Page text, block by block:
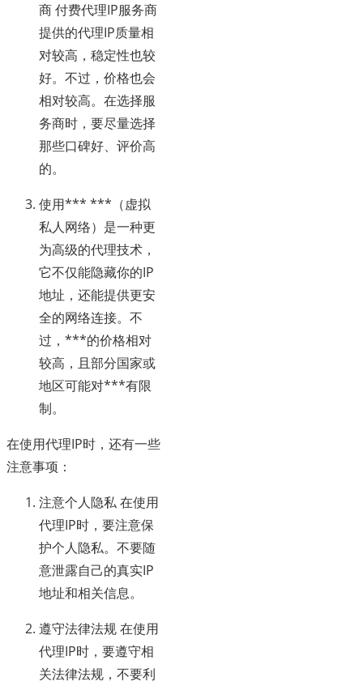
商 付费代理IP服务商
提供的代理IP质量相
对较高，稳定性也较
好。不过，价格也会
相对较高。在选择服
务商时，要尽量选择
那些口碑好、评价高
的。
使用*** ***（虚拟
私人网络）是一种更
为高级的代理技术，
它不仅能隐藏你的IP
地址，还能提供更安
全的网络连接。不
过，***的价格相对
较高，且部分国家或
地区可能对***有限
制。
在使用代理IP时，还有一些
注意事项：
注意个人隐私 在使用
代理IP时，要注意保
护个人隐私。不要随
意泄露自己的真实IP
地址和相关信息。
遵守法律法规 在使用
代理IP时，要遵守相
关法律法规，不要利